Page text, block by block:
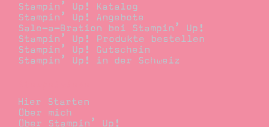
Stampin’ Up! Katalog
Stampin’ Up! Angebote
Sale-a-Bration bei Stampin’ Up!
Stampin’ Up! Produkte bestellen
Stampin’ Up! Gutschein
Stampin’ Up! in der Schweiz
Hier Starten
Über mich
Über Stampin’ Up!